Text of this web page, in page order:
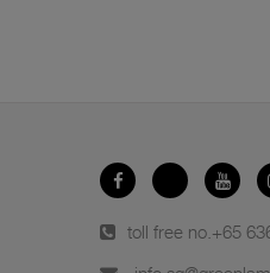
toll free no. +65